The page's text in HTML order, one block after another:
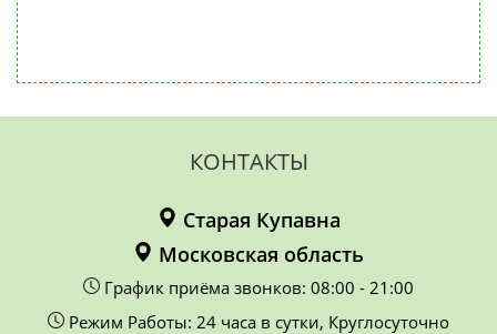
КОНТАКТЫ
Старая Купавна
Московская область
График приёма звонков: 08:00 - 21:00
Режим Работы: 24 часа в сутки, Круглосуточно